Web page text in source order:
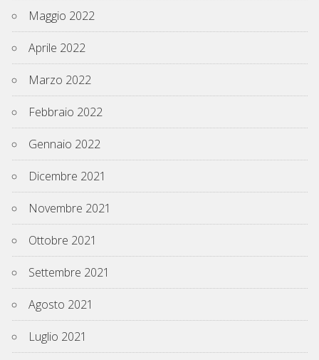
Maggio 2022
Aprile 2022
Marzo 2022
Febbraio 2022
Gennaio 2022
Dicembre 2021
Novembre 2021
Ottobre 2021
Settembre 2021
Agosto 2021
Luglio 2021